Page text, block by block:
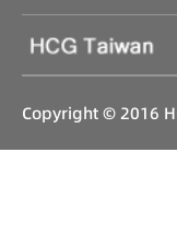
Copyright © 2016